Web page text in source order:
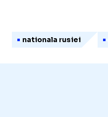
nationala rusiei